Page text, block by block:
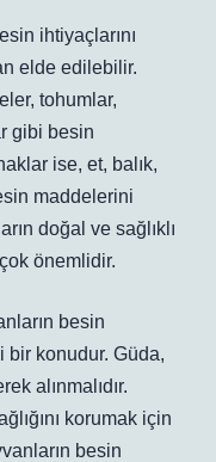
ihtiyaçlarını
elde edilebilir.
tohumlar,
gibi besin
ise, et, balık,
maddelerini
doğal ve sağlıklı
önemlidir.
besin
bir konudur. Güda,
alınmalıdır.
korumak için
besin